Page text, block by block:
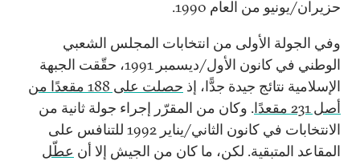
حزيران/يونيو من العام 1990.
وفي الجولة الأولى من انتخابات المجلس الشعبي
الوطني في كانون الأول/ديسمبر 1991، حقّقت الجبهة
الإسلامية نتائج جيدة جدًّا، إذ
حصلت على 188 مقعدًا من
أصل 231 مقعدًا
. وكان من المقرّر إجراء جولة ثانية من
الانتخابات في كانون الثاني/يناير 1992 للتنافس على
المقاعد المتبقية. لكن، ما كان من الجيش إلا أن عطّل